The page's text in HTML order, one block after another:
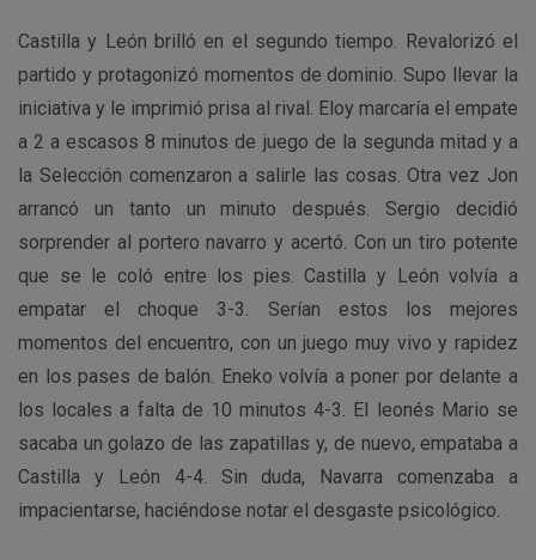
Castilla y León brilló en el segundo tiempo. Revalorizó el
partido y protagonizó momentos de dominio. Supo llevar la
iniciativa y le imprimió prisa al rival. Eloy marcaría el empate
a 2 a escasos 8 minutos de juego de la segunda mitad y a
la Selección comenzaron a salirle las cosas. Otra vez Jon
arrancó un tanto un minuto después. Sergio decidió
sorprender al portero navarro y acertó. Con un tiro potente
que se le coló entre los pies. Castilla y León volvía a
empatar el choque 3-3. Serían estos los mejores
momentos del encuentro, con un juego muy vivo y rapidez
en los pases de balón. Eneko volvía a poner por delante a
los locales a falta de 10 minutos 4-3. El leonés Mario se
sacaba un golazo de las zapatillas y, de nuevo, empataba a
Castilla y León 4-4. Sin duda, Navarra comenzaba a
impacientarse, haciéndose notar el desgaste psicológico.